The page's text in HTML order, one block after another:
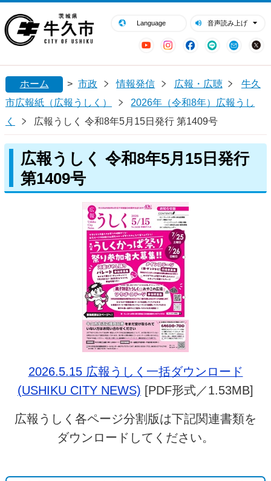
Language 音声読み上げ
YouTubeInstagram
Facebook
LINE Mail
閉じる
ホーム > 市政 情報発信 広報・広聴
牛久
市広報紙（広報うしく）
2026年（令和8年）広報うし
く
広報うしく 令和8年5月15日発行 第1409号
広報うしく 令和8年5月15日発行
第1409号
2026.5.15 広報うしく一括ダウンロード
(USHIKU CITY NEWS) [PDF形式／1.53MB]
広報うしく各ページ分割版は下記関連書類を
ダウンロードしてください。